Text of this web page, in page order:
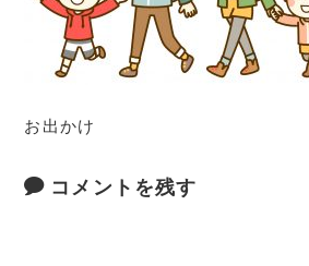
お出かけ
コメントを残す